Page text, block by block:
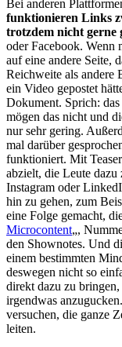
Bei anderen
funktionieren Links
trotzdem nicht gerne
oder Facebook. Wenn
auf eine andere Seite,
Reichweite als andere
ein Video gepostet
Dokument. Sprich:
mögen das nicht und
nur sehr gering.
mal darüber
funktioniert. Mit
abzielt, die Leute
Instagram oder
hin zu gehen, zum
eine Folge gemacht,
Microcontent„,
den Shownotes. Und
einem bestimmten
deswegen nicht so
direkt dazu zu
irgendwas
versuchen, die ganze
leiten.